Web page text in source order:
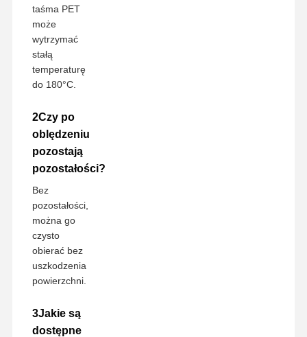
taśma PET
może
wytrzymać
stałą
temperaturę
do 180°C.
2Czy po
oblędzeniu
pozostają
pozostałości?
Bez
pozostałości,
można go
czysto
obierać bez
uszkodzenia
powierzchni.
3Jakie są
dostępne